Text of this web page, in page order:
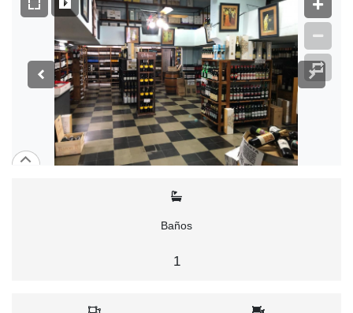
Baños
1